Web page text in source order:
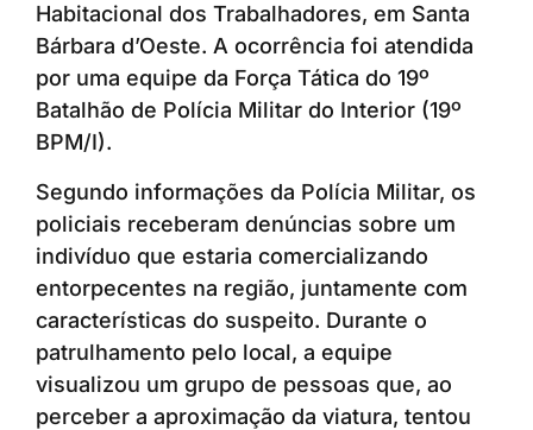
Habitacional dos Trabalhadores, em Santa
Bárbara d’Oeste. A ocorrência foi atendida
por uma equipe da Força Tática do 19º
Batalhão de Polícia Militar do Interior (19º
BPM/I).
Segundo informações da Polícia Militar, os
policiais receberam denúncias sobre um
indivíduo que estaria comercializando
entorpecentes na região, juntamente com
características do suspeito. Durante o
patrulhamento pelo local, a equipe
visualizou um grupo de pessoas que, ao
perceber a aproximação da viatura, tentou